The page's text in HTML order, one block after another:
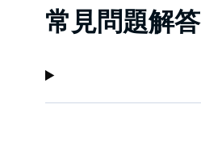
常見問題解答